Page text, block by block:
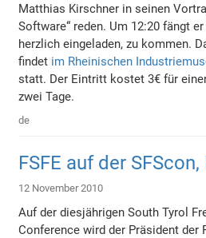
Matthias Kirschner in seinen
Software“ reden. Um 12:20 fängt
herzlich eingeladen, zu kommen.
findet im Rheinischen
statt. Der Eintritt kostet 3€ für
zwei Tage.
de
FSFE auf der
12 November 2010
Auf der diesjährigen South Tyrol
Conference wird der Präsident der